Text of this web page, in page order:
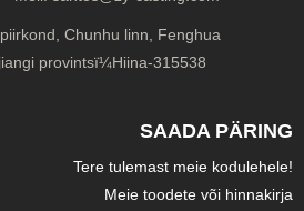
Chunhu linn, Fenghua
provintsï¼Hiina-315538
SAADA PÄRING
Tere tulemast meie kodulehele!
Meie toodete või hinnakirja